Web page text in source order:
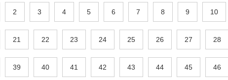
2 3 4 5 6 7 8 9 10
21 22 23 24 25 26 27 28
39 40 41 42 43 44 45 46